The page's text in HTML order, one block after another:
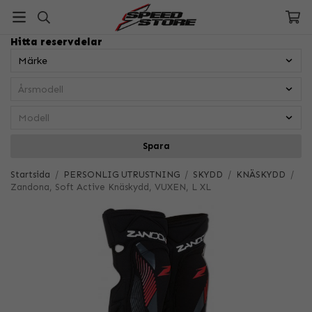
Hitta reservdelar
Spara
Startsida / PERSONLIG UTRUSTNING / SKYDD / KNÄSKYDD /
Zandona, Soft Active Knäskydd, VUXEN, L XL